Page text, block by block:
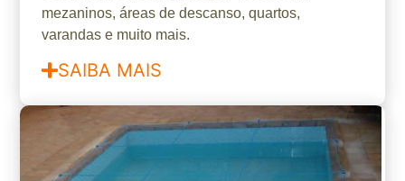
mezaninos, áreas de descanso, quartos,
varandas e muito mais.
SAIBA MAIS